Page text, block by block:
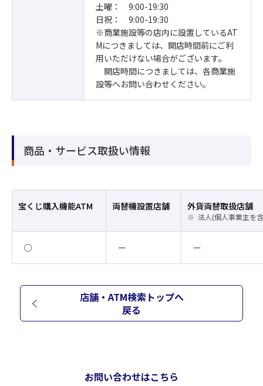
土曜： 9:00-19:30
日祝： 9:00-19:30
※商業施設等の店内に設置しているAT
Mにつきましては、開店時間前にご利
用いただけない場合がございます。
開店時間につきましては、各商業施
設等へお問い合わせください。
商品・サービス取扱い情報
宝くじ購入機能ATM 両替機設置店舗 外貨両替取扱店舗
法人(個人事業主を
○ ー ー
店舗・ATM検索トップへ
戻る
お問い合わせはこちら